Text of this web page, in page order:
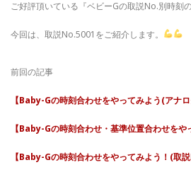
ご好評頂いている『ベビーGの取説No.別時刻
今回は、取説No.5001をご紹介します。
前回の記事
【Baby-Gの時刻合わせをやってみよう(アナ
【Baby-Gの時刻合わせ・基準位置合わせをや
【Baby-Gの時刻合わせをやってみよう！(取